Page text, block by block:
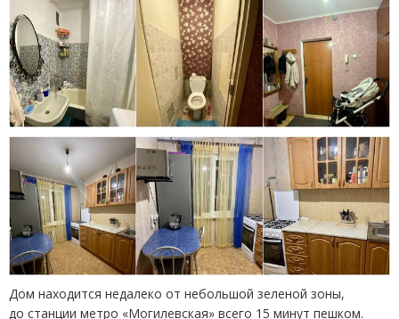
Дом находится недалеко от небольшой зеленой зоны,
до станции метро «Могилевская» всего 15 минут пешком.